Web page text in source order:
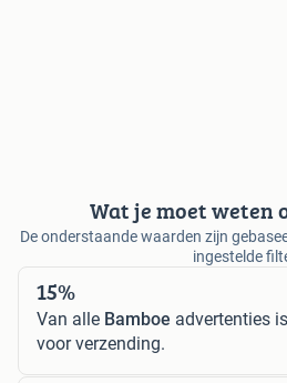
Wat je moet weten
De onderstaande waarden zijn
ingestelde
15%
Van alle Bamboe advertenties is
voor verzending.